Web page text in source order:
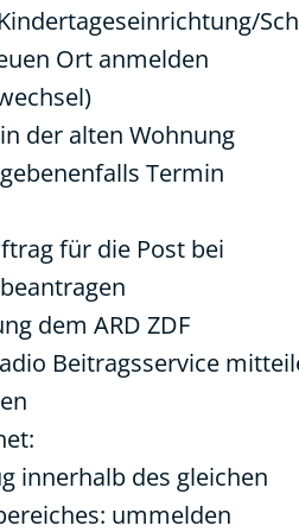
Ort anmelden
der alten Wohnung
Termin
für die Post bei
dem ARD ZDF
Beitragsservice
innerhalb des gleichen
ummelden